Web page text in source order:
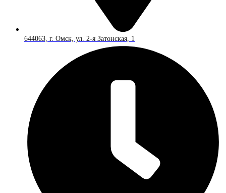
644063, г. Омск, ул. 2-я Затонская, 1